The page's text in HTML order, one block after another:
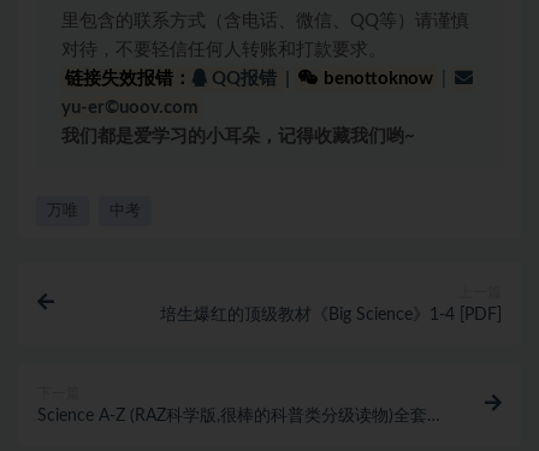
里包含的联系方式（含电话、微信、QQ等）请谨慎
对待，不要轻信任何人转账和打款要求。
链接失效报错：
QQ报错 benottoknow
yu-er©uoov.com
我们都是爱学习的小耳朵，记得收藏我们哟~
万唯 中考
培生爆红的顶级教材《Big Science》1-4 [PDF]
Science A-Z (RAZ科学版,很棒的科普类分级读物)全套资